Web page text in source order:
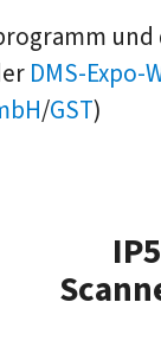
DMS-Expo-
/GST)